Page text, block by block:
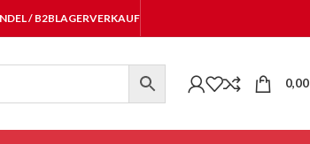
/ B2B LAGERVERKAUF